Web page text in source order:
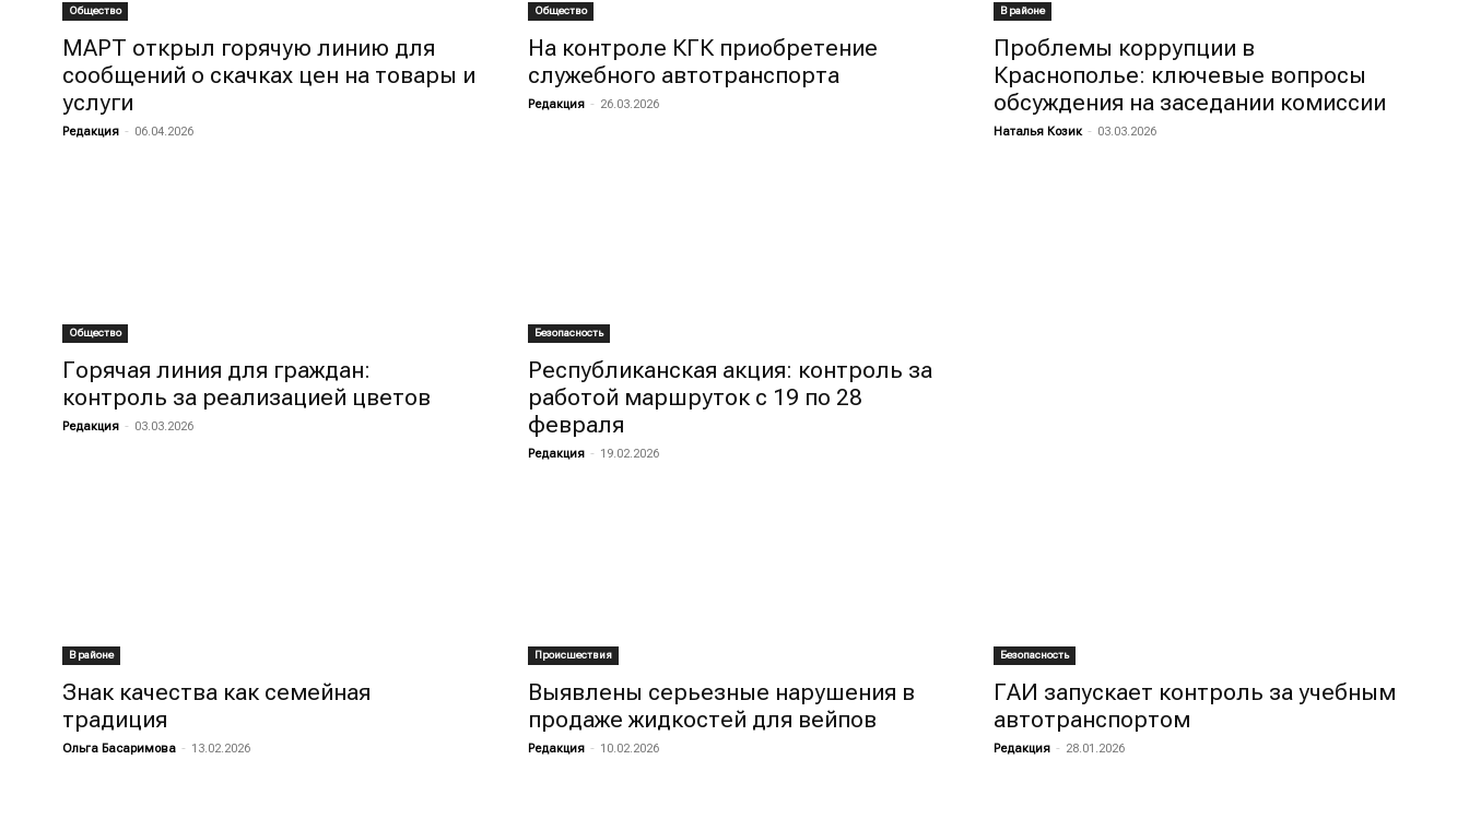
Общество
МАРТ открыл горячую линию для
сообщений о скачках цен на товары и
услуги
Редакция - 06.04.2026
Общество
На контроле КГК приобретение
служебного автотранспорта
Редакция - 26.03.2026
В районе
Проблемы коррупции в
Краснополье: ключевые вопросы
обсуждения на заседании комиссии
Наталья Козик - 03.03.2026
Общество
Горячая линия для граждан:
контроль за реализацией цветов
Редакция - 03.03.2026
Безопасность
Республиканская акция: контроль за
работой маршруток с 19 по 28
февраля
Редакция - 19.02.2026
В районе
Знак качества как семейная
традиция
Ольга Басаримова - 13.02.2026
Происшествия
Выявлены серьезные нарушения в
продаже жидкостей для вейпов
Редакция - 10.02.2026
Безопасность
ГАИ запускает контроль за учебным
автотранспортом
Редакция - 28.01.2026